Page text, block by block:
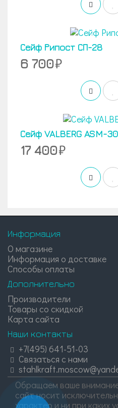
Сейф Рипост СП-28
6 700
Сейф VALBERG ASM-30
17 400
Информация
О магазине
Информация о доставке
Способы оплаты
Дополнительно
Производители
Товары со скидкой
Карта сайта
Наши контакты
+7(495) 641-51-03
Связаться с нами
Обращаем ваше
сайт носит
характер и ни при каких